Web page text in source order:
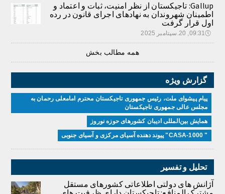
Gallup: تاجیکستان از نظر امنیت، ثبات و اعتماد و
اطمینان شهروندان به نهادهای اجرای قانون در رده
اول قرار گرفت
🕔09:31, 20.سپتامبر 2025
همه مطالب بخش
گزارش ویژه
پیام پیشوای ملت، رئیس جمهوری تاجیکستان محترم امامعلی رحمان به
مجلس عالی جمهوری تاجیکستان
همایش بین‌المللی ادیبان کشور‌های حوزه نوروز
" CASA-1000" پیوند دهنده آسیای مرکزی و آسیای جنوبی
تحلیل و تفسیر
آژانش های دولتی اطلاعاتی کشورهای مستقل